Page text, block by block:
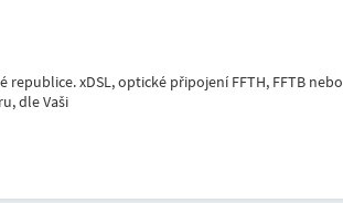
xDSL, optické připojení FFTH, FFTB nebo
dle Vaši